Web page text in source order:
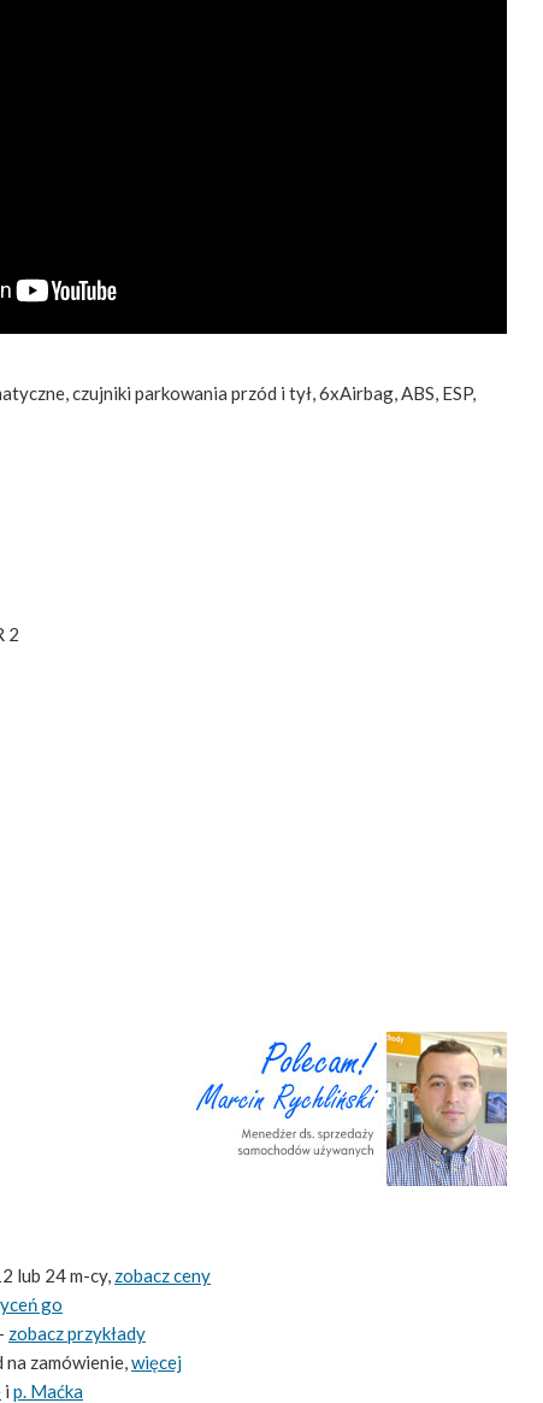
czujniki parkowania przód i tył, 6xAirbag, ABS, ESP,
2
lub 24 m-cy, zobacz ceny
go
zobacz przykłady
na zamówienie,więcej
i p. Maćka